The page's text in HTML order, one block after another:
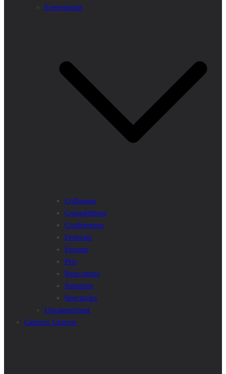
Evenements
Colloques
Compétitions
Conférences
Festivals
Forums
Prix
Rencontres
Sommets
Spectacles
Uncategorised
Campus Univers